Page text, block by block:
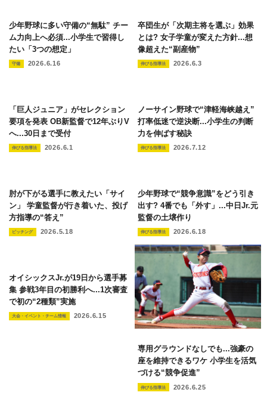
少年野球に多い守備の“無駄” チー
ム力向上へ必須...小学生で習得し
たい「3つの想定」
守備 2026.6.16
卒団生が「次期主将を選ぶ」効果
とは? 女子学童が変えた方針...想
像超えた“副産物”
伸びる指導法 2026.6.3
「巨人ジュニア」がセレクション
要項を発表 OB新監督で12年ぶりV
へ...30日まで受付
伸びる指導法 2026.6.1
ノーサイン野球で“津軽海峡越え”
打率低迷で逆決断...小学生の判断
力を伸ばす秘訣
伸びる指導法 2026.7.12
肘が下がる選手に教えたい「サイ
ン」 学童監督が行き着いた、投げ
方指導の“答え”
ピッチング 2026.5.18
少年野球で“競争意識”をどう引き
出す? 4番でも「外す」...中日Jr.元
監督の土壌作り
伸びる指導法 2026.6.18
オイシックスJr.が19日から選手募
集 参戦3年目の初勝利へ...1次審査
で初の“2種類”実施
大会・イベント・チーム情報 2026.6.15
専用グラウンドなしでも...強豪の
座を維持できるワケ 小学生を活気
づける“競争促進”
伸びる指導法 2026.6.25